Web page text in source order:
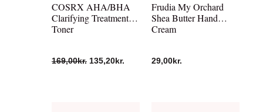
COSRX AHA/BHA
Clarifying Treatment
Toner
169,00kr. 135,20kr.
Frudia My Orchard
Shea Butter Hand
Cream
29,00kr.